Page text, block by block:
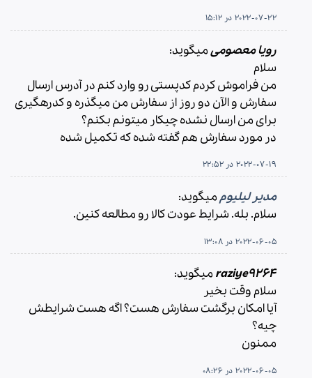
2022-07-22 در 15:12
رویا معصومیمیگوید:
سلام
من فراموش کردم کدپستی رو وارد کنم در آدرس ارسال
سفارش و الآن دو روز از سفارش من میگذره و کدرهگیری
برای من ارسال نشده چیکار میتونم بکنم؟
در مورد سفارش هم گفته شده که تکمیل شده
2022-07-19 در 22:52
مدیر لیلیوممیگوید:
سلام. بله. شرایط عودت کالا رو مطالعه کنین.
2022-06-05 در 13:08
raziye9264 میگوید:
سلام وقت بخیر
آیا امکان برگشت سفارش هست؟ اگه هست شرایطش
چیه؟
ممنون
2022-06-05 در 08:26